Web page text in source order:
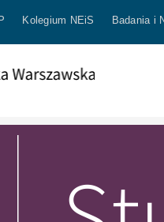
Kolegium NEiS Badania i